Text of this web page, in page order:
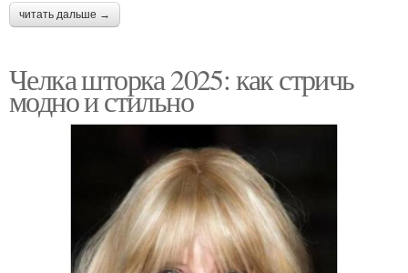
читать дальше →
Челка шторка 2025: как стричь
модно и стильно